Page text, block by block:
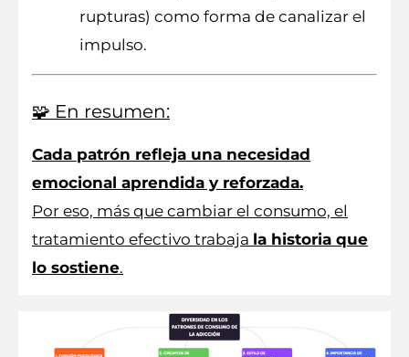
rupturas) como forma de canalizar el
impulso.
🧩 En resumen:
Cada patrón refleja una necesidad
emocional aprendida y reforzada.
Por eso, más que cambiar el consumo, el
tratamiento efectivo trabaja la historia que
lo sostiene.